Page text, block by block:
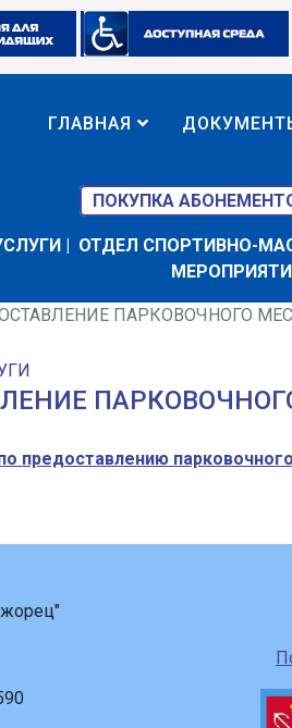
ГЛАВНАЯ
ПОКУПКА
| ОТДЕЛ СПОРТИВНО-
ПАРКОВОЧНОГО
предоставлению